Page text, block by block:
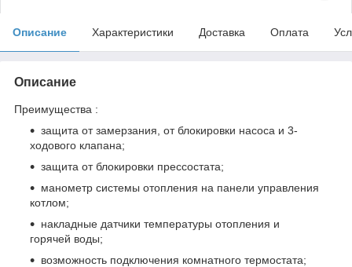
Описание Характеристики Доставка Оплата
Описание
Преимущества :
защита от замерзания, от блокировки насоса и 3-
ходового клапана;
защита от блокировки прессостата;
манометр системы отопления на панели управления
котлом;
накладные датчики температуры отопления и
горячей воды;
возможность подключения комнатного термостата;